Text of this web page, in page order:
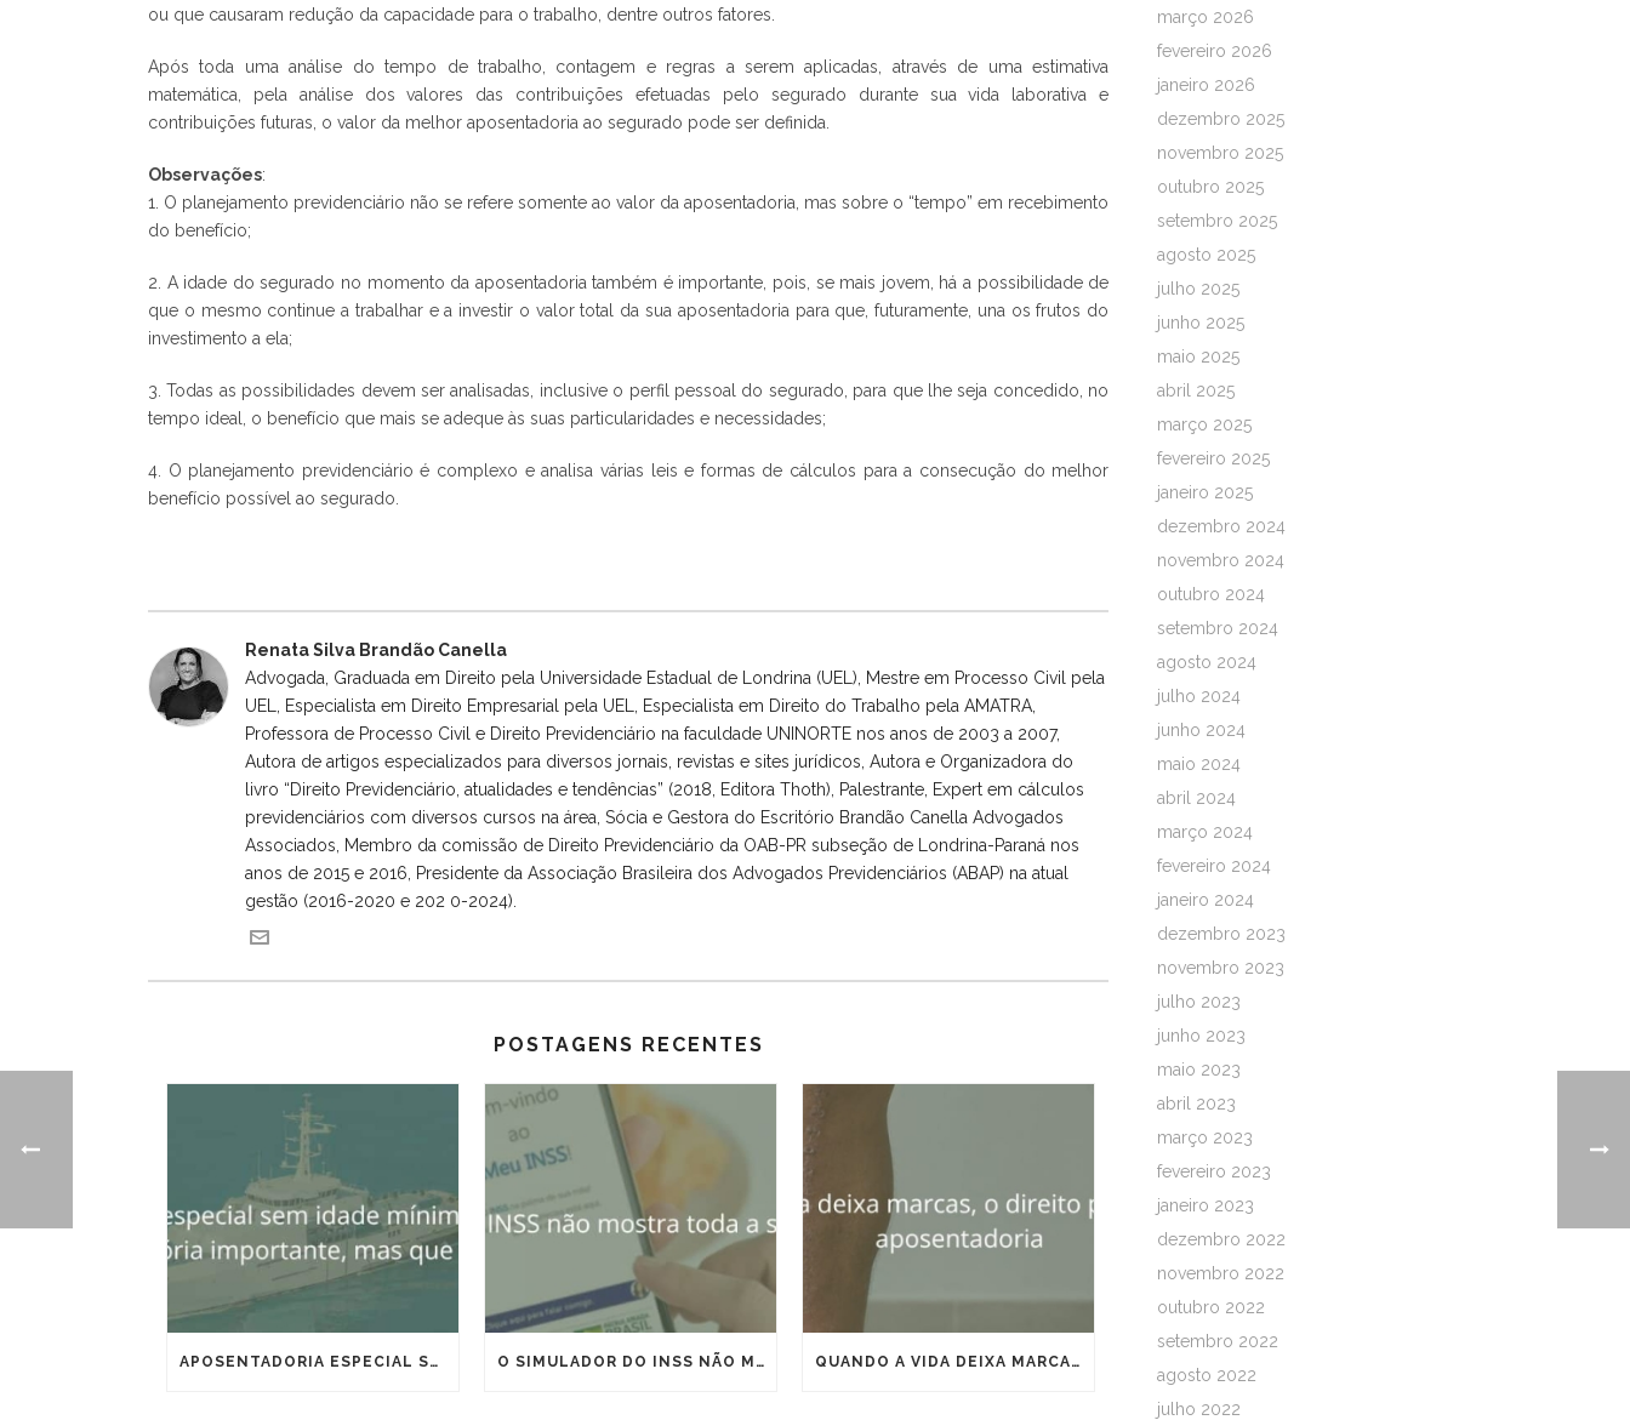
ou que causaram redução da capacidade para o trabalho, dentre outros fatores.
Após toda uma análise do tempo de trabalho, contagem e regras a serem aplicadas, através de uma estimativa
matemática, pela análise dos valores das contribuições efetuadas pelo segurado durante sua vida laborativa e
contribuições futuras, o valor da melhor aposentadoria ao segurado pode ser definida.
Observações:
1. O planejamento previdenciário não se refere somente ao valor da aposentadoria, mas sobre o “tempo” em recebimento
do benefício;
2. A idade do segurado no momento da aposentadoria também é importante, pois, se mais jovem, há a possibilidade de
que o mesmo continue a trabalhar e a investir o valor total da sua aposentadoria para que, futuramente, una os frutos do
investimento a ela;
3. Todas as possibilidades devem ser analisadas, inclusive o perfil pessoal do segurado, para que lhe seja concedido, no
tempo ideal, o benefício que mais se adeque às suas particularidades e necessidades;
4. O planejamento previdenciário é complexo e analisa várias leis e formas de cálculos para a consecução do melhor
benefício possível ao segurado.
Renata Silva Brandão Canella
Advogada, Graduada em Direito pela Universidade Estadual de Londrina (UEL), Mestre em Processo Civil pela
UEL, Especialista em Direito Empresarial pela UEL, Especialista em Direito do Trabalho pela AMATRA,
Professora de Processo Civil e Direito Previdenciário na faculdade UNINORTE nos anos de 2003 a 2007,
Autora de artigos especializados para diversos jornais, revistas e sites jurídicos, Autora e Organizadora do
livro “Direito Previdenciário, atualidades e tendências” (2018, Editora Thoth), Palestrante, Expert em cálculos
previdenciários com diversos cursos na área, Sócia e Gestora do Escritório Brandão Canella Advogados
Associados, Membro da comissão de Direito Previdenciário da OAB-PR subseção de Londrina-Paraná nos
anos de 2015 e 2016, Presidente da Associação Brasileira dos Advogados Previdenciários (ABAP) na atual
gestão (2016-2020 e 202 0-2024).
POSTAGENS RECENTES
APOSENTADORIA ESPECIAL SEM IDADE MÍNIMA PARA MARÍTIMOS E OFFSHORE: VITÓRIA IMPORTANTE, MAS QUE EXIGE ESTRATÉGIA O SIMULADOR DO INSS NÃO MOSTRA TODA A SUA APOSENTADORIA QUANDO A VIDA DEIXA MARCAS, O DIREITO PODE ANTECIPAR A APOSENTADORIA
março 2026
fevereiro 2026
janeiro 2026
dezembro 2025
novembro 2025
outubro 2025
setembro 2025
agosto 2025
julho 2025
junho 2025
maio 2025
abril 2025
março 2025
fevereiro 2025
janeiro 2025
dezembro 2024
novembro 2024
outubro 2024
setembro 2024
agosto 2024
julho 2024
junho 2024
maio 2024
abril 2024
março 2024
fevereiro 2024
janeiro 2024
dezembro 2023
novembro 2023
julho 2023
junho 2023
maio 2023
abril 2023
março 2023
fevereiro 2023
janeiro 2023
dezembro 2022
novembro 2022
outubro 2022
setembro 2022
agosto 2022
julho 2022